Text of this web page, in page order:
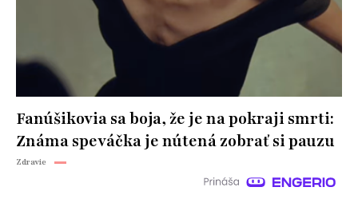
Fanúšikovia sa boja, že je na pokraji smrti:
Známa speváčka je nútená zobrať si pauzu
Zdravie